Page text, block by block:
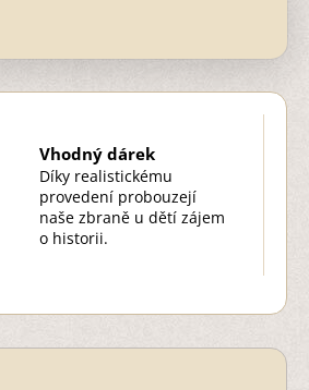
Vhodný dárek
Díky realistickému
provedení probouzejí
naše zbraně u dětí zájem
o historii.